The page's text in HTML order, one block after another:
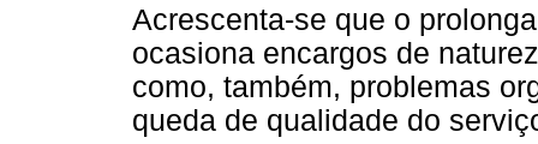
Acrescenta-se que o
ocasiona encargos de
como, também, problemas
queda de qualidade do